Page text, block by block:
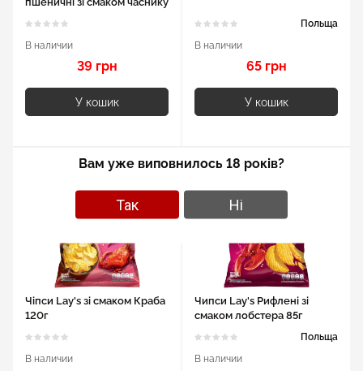
В наличии
39 грн
У кошик
Польща
В наличии
65 грн
У кошик
Чіпси Lay's зі смаком Краба
120г
В наличии
Чипси Lay's Рифлені зі
смаком лобстера 85г
Польща
В наличии
Вам уже виповнилось 18 років?
Так Ні